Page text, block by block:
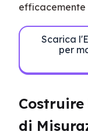
efficacemente
Scarica
per
di